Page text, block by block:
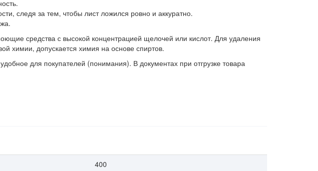
следя за тем, чтобы лист ложился ровно и аккуратно.
средства с высокой концентрацией щелочей или кислот. Для удаления
химии, допускается химия на основе спиртов.
для покупателей (понимания). В документах при отгрузке товара
400